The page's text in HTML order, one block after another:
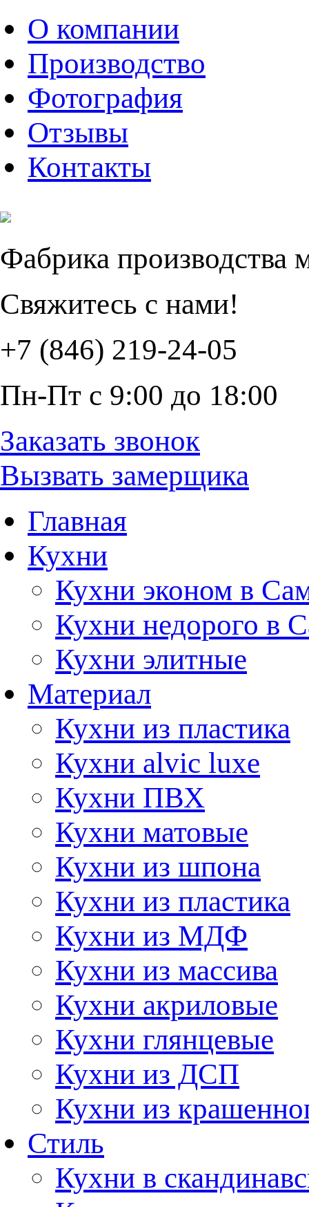
О компании
Производство
Фотография
Отзывы
Контакты
Фабрика производства
Свяжитесь с нами!
+7 (846) 219-24-05
Пн-Пт с 9:00 до 18:00
Заказать звонок
Вызвать замерщика
Главная
Кухни
Кухни эконом в
Кухни недорого в
Кухни элитные
Материал
Кухни из пластика
Кухни alvic luxe
Кухни ПВХ
Кухни матовые
Кухни из шпона
Кухни из пластика
Кухни из МДФ
Кухни из массива
Кухни акриловые
Кухни глянцевые
Кухни из ДСП
Кухни из
Стиль
Кухни в